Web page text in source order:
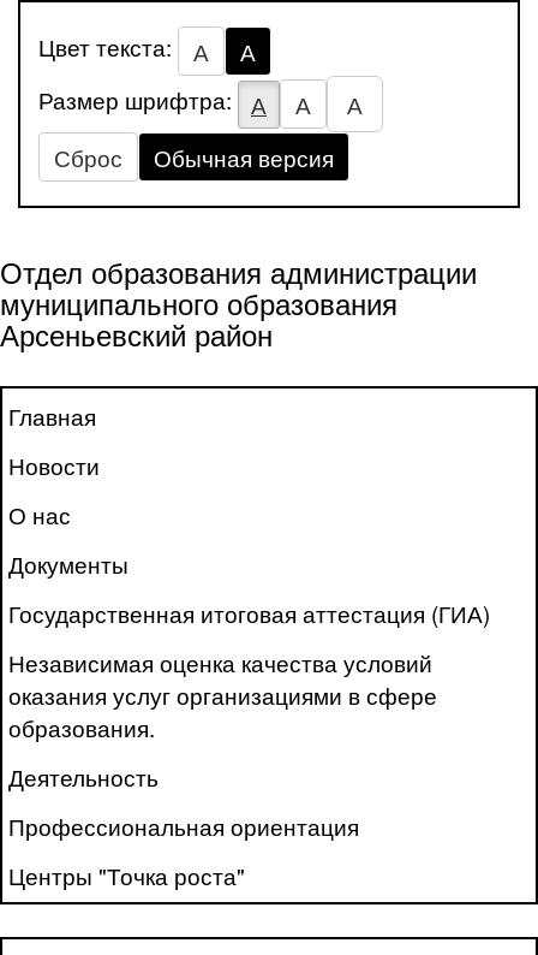
Цвет текста: А
А
Размер шрифтра:
А А
А
Сброс
Обычная версия
Отдел образования администрации
муниципального образования
Арсеньевский район
Главная
Новости
О нас
Документы
Государственная итоговая аттестация (ГИА)
Независимая оценка качества условий
оказания услуг организациями в сфере
образования.
Деятельность
Профессиональная ориентация
Центры "Точка роста"